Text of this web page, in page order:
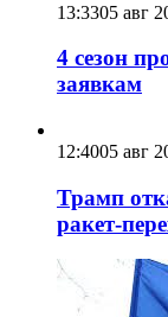
13:3305 авг
4 сезон
заявкам
12:4005 авг
Трамп
ракет-